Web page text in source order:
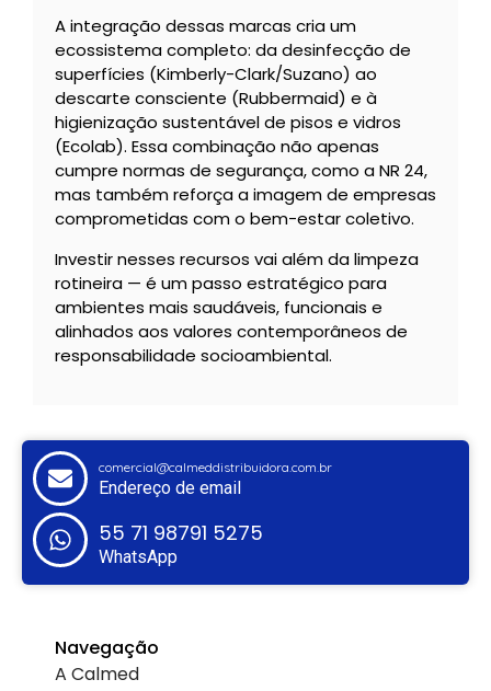
A integração dessas marcas cria um
ecossistema completo: da desinfecção de
superfícies (Kimberly-Clark/Suzano) ao
descarte consciente (Rubbermaid) e à
higienização sustentável de pisos e vidros
(Ecolab). Essa combinação não apenas
cumpre normas de segurança, como a NR 24,
mas também reforça a imagem de empresas
comprometidas com o bem-estar coletivo.
Investir nesses recursos vai além da limpeza
rotineira — é um passo estratégico para
ambientes mais saudáveis, funcionais e
alinhados aos valores contemporâneos de
responsabilidade socioambiental.
comercial@calmeddistribuidora.com.br
Endereço de email
55 71 98791 5275
WhatsApp
Navegação
A Calmed